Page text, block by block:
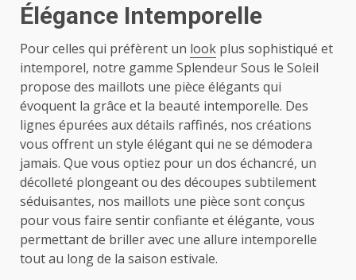
Élégance Intemporelle
Pour celles qui préfèrent un look plus sophistiqué et
intemporel, notre gamme Splendeur Sous le Soleil
propose des maillots une pièce élégants qui
évoquent la grâce et la beauté intemporelle. Des
lignes épurées aux détails raffinés, nos créations
vous offrent un style élégant qui ne se démodera
jamais. Que vous optiez pour un dos échancré, un
décolleté plongeant ou des découpes subtilement
séduisantes, nos maillots une pièce sont conçus
pour vous faire sentir confiante et élégante, vous
permettant de briller avec une allure intemporelle
tout au long de la saison estivale.